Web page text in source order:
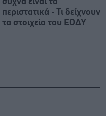
περιστατικά - Τι δείχνουν
τα στοιχεία του ΕΟΔΥ